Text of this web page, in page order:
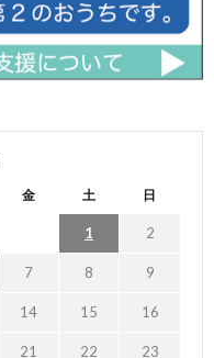
金 土 日
1 2
7 8 9
14 15 16
21 22 23